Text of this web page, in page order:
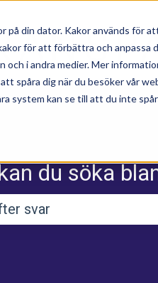
på din dator. Kakor används för
för att förbättra och
och i andra medier. Mer
spåra dig när du besöker vår
system kan se till att du inte
du söka